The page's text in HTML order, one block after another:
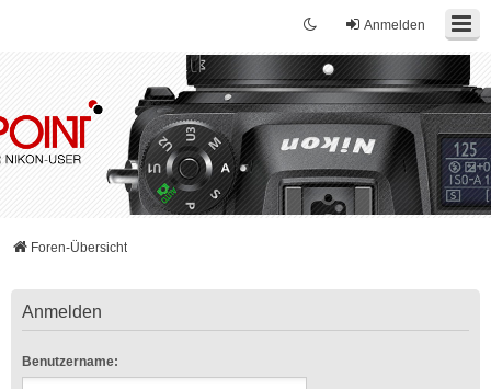
Anmelden
Foren-Übersicht
Anmelden
Benutzername: